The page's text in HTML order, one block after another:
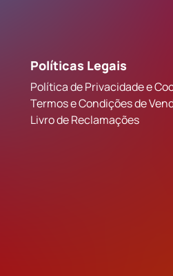
Políticas Legais
Política de Privacidade e
Termos e Condições de
Livro de Reclamações